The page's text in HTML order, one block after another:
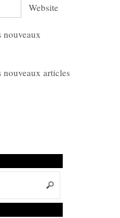
Website
nouveaux
nouveaux articles